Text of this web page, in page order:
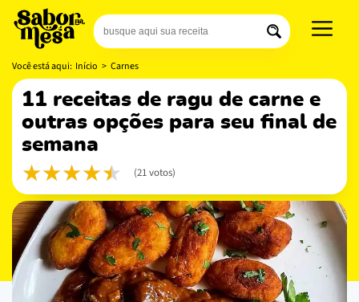
Você está aqui: Início > Carnes
11 receitas de ragu de carne e
outras opções para seu final de
semana
(21 votos)